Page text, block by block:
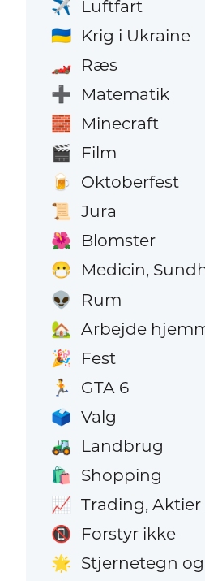
✈️ Luftfart
🇺🇦 Krig i Ukraine
🏎️ Ræs
➕ Matematik
🧱 Minecraft
🎬 Film
🍺 Oktoberfest
📜 Jura
🌺 Blomster
😷 Medicin,
👽 Rum
🏡 Arbejde
🎉 Fest
🏃 GTA 6
🗳️ Valg
🚜 Landbrug
🛍️ Shopping
📈 Trading, Aktier
📵 Forstyr ikke
🌟 Stjernetegn